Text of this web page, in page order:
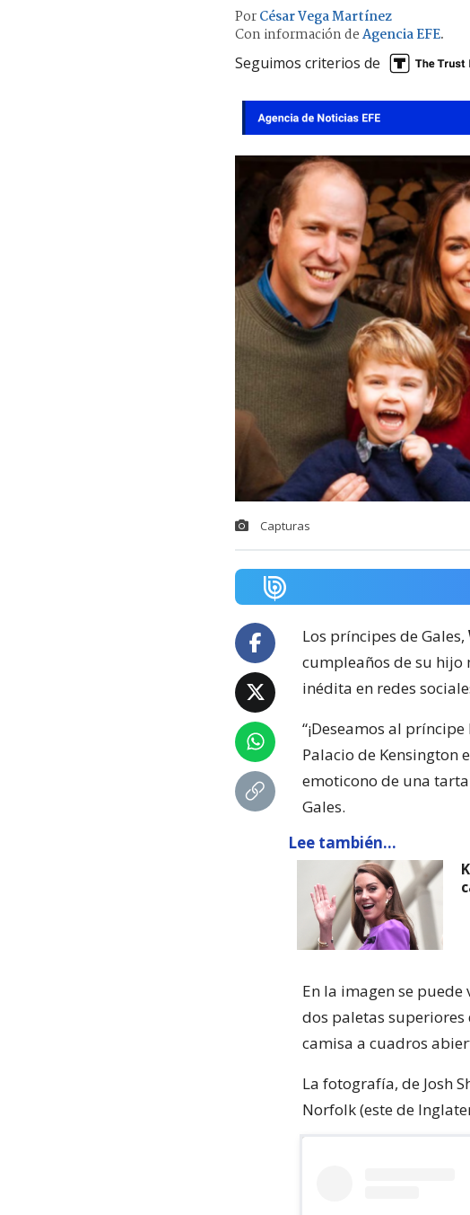
PorCésar Vega Martínez
Con información deAgencia EFE.
Seguimos criterios de
Capturas
Los príncipes de Gales,
cumpleaños de su hijo
inédita en redes
“¡Deseamos al
Palacio de Kensington
emoticono de una
Gales.
Lee también...
En la imagen se
dos paletas superiores
camisa a cuadros
La fotografía, de Josh
Norfolk (este de